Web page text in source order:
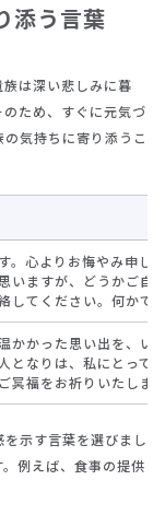
添う言葉
は深い悲しみに暮
ため、すぐに元気づ
気持ちに寄り添うこ
。心よりお悔やみ申し
いますが、どうかご自
絡してください。何か
温かかった思い出を、
となりは、私にとって
冥福をお祈りいたしま
示す言葉を選びまし
例えば、食事の提供